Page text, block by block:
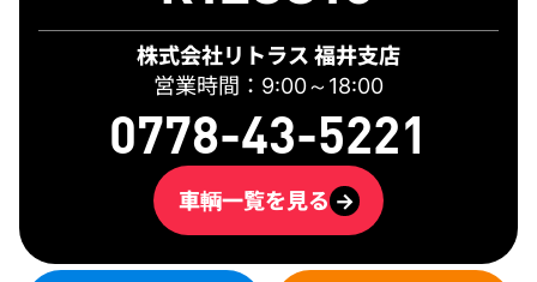
株式会社リトラス 福井支店
営業時間：9:00～18:00
0778-43-5221
車輌一覧を見る →